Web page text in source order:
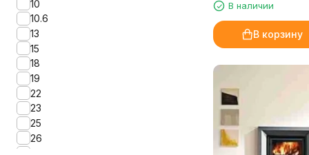
В наличии
В корзину
10
10.6
13
15
18
19
22
23
25
26